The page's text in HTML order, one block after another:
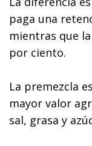
paga una
mientras que
por ciento.
La premezcla
mayor valor
sal, grasa y